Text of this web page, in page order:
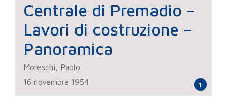
Centrale di Premadio –
Lavori di costruzione –
Panoramica
Moreschi, Paolo
16 novembre 1954
1